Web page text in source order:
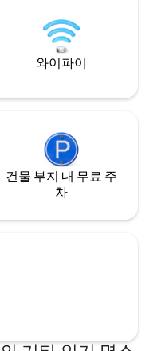
te
con
기간과 종료일은
요일부터 금요일
지, 토요일에는 오
소음이 발생할 수
와이파이
건물 부지 내 무료 주
차